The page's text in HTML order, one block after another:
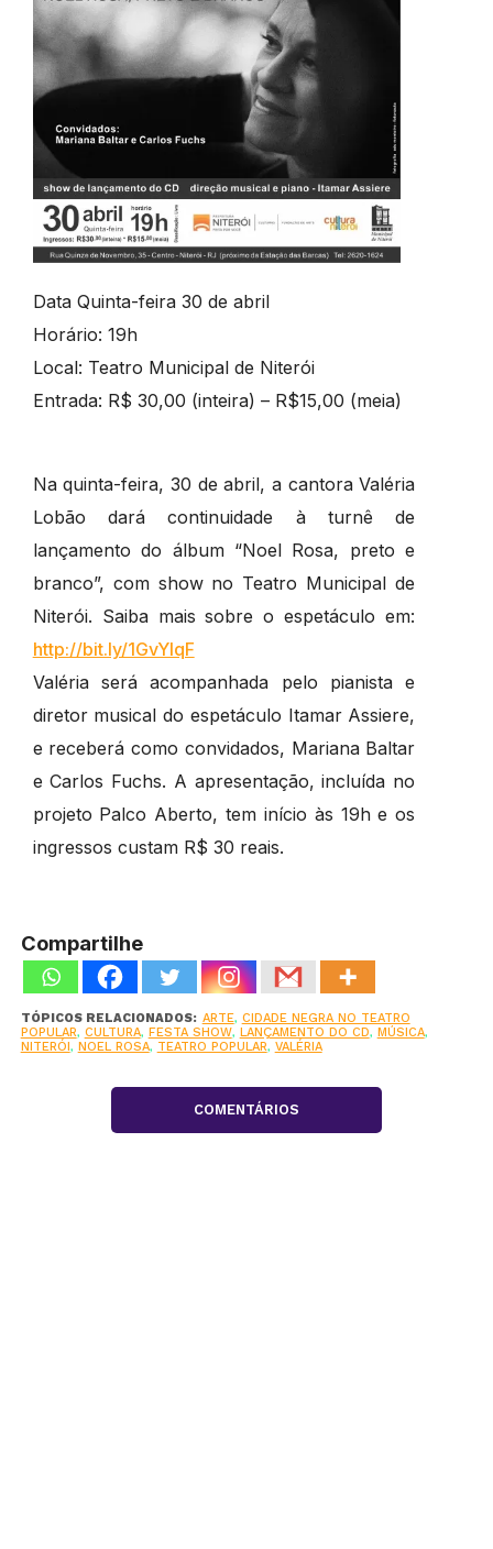
Data Quinta-feira 30 de abril
Horário: 19h
Local: Teatro Municipal de Niterói
Entrada: R$ 30,00 (inteira) – R$15,00 (meia)
Na quinta-feira, 30 de abril, a cantora Valéria
Lobão dará continuidade à turnê de
lançamento do álbum “Noel Rosa, preto e
branco”, com show no Teatro Municipal de
Niterói. Saiba mais sobre o espetáculo em:
http://bit.ly/1GvYlqF
Valéria será acompanhada pelo pianista e
diretor musical do espetáculo Itamar Assiere,
e receberá como convidados, Mariana Baltar
e Carlos Fuchs. A apresentação, incluída no
projeto Palco Aberto, tem início às 19h e os
ingressos custam R$ 30 reais.
Compartilhe
TÓPICOS RELACIONADOS: ARTE, CIDADE NEGRA NO TEATRO
POPULAR, CULTURA, FESTA SHOW, LANÇAMENTO DO CD, MÚSICA,
NITERÓI , NOEL ROSA, TEATRO POPULAR, VALÉRIA
COMENTÁRIOS